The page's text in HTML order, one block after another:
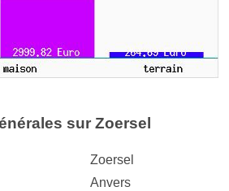
sur Zoersel
Zoersel
Anvers